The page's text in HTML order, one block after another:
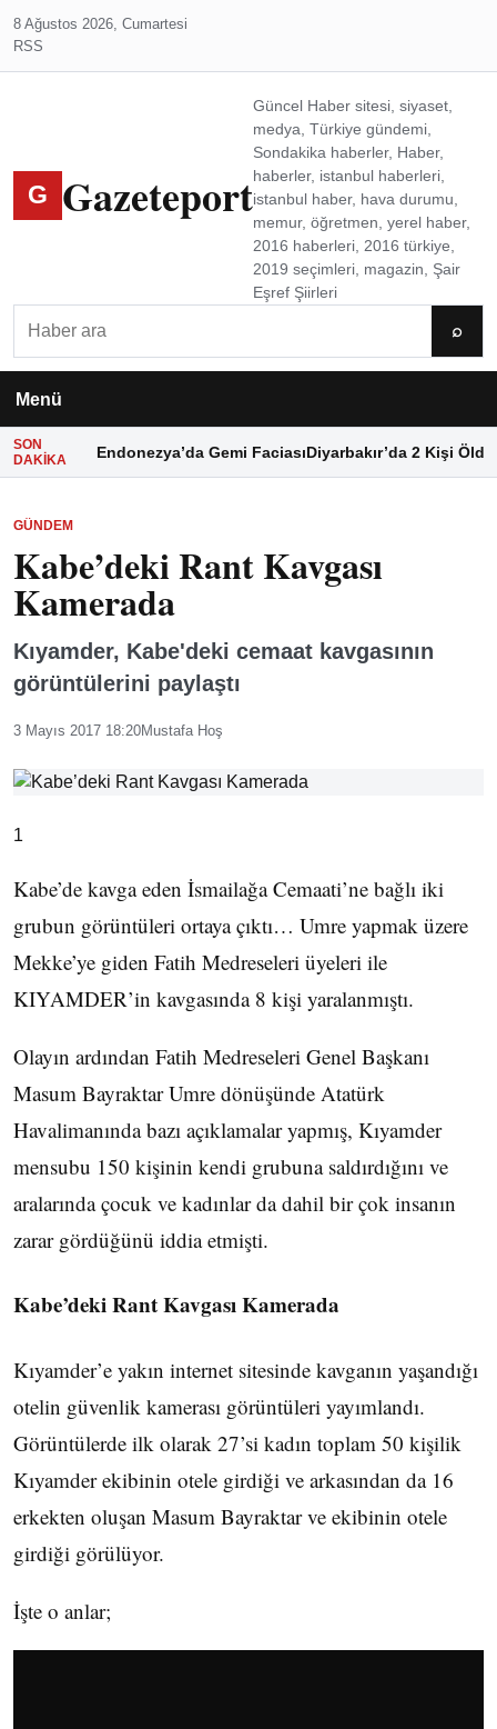
8 Ağustos 2026, Cumartesi
RSS
G Gazeteport
Güncel Haber sitesi, siyaset,
medya, Türkiye gündemi,
Sondakika haberler, Haber,
haberler, istanbul haberleri,
istanbul haber, hava durumu,
memur, öğretmen, yerel haber,
2016 haberleri, 2016 türkiye,
2019 seçimleri, magazin, Şair
Eşref Şiirleri
⌕
Menü
SON
DAKIKA
Endonezya’da Gemi FaciasıDiyarbakır’da 2 Kişi Öldü
GÜNDEM
Kabe’deki Rant Kavgası
Kamerada
Kıyamder, Kabe'deki cemaat kavgasının
görüntülerini paylaştı
3 Mayıs 2017 18:20Mustafa Hoş
1
Kabe’de kavga eden İsmailağa Cemaati’ne bağlı iki
grubun görüntüleri ortaya çıktı… Umre yapmak üzere
Mekke’ye giden Fatih Medreseleri üyeleri ile
KIYAMDER’in kavgasında 8 kişi yaralanmıştı.
Olayın ardından Fatih Medreseleri Genel Başkanı
Masum Bayraktar Umre dönüşünde Atatürk
Havalimanında bazı açıklamalar yapmış, Kıyamder
mensubu 150 kişinin kendi grubuna saldırdığını ve
aralarında çocuk ve kadınlar da dahil bir çok insanın
zarar gördüğünü iddia etmişti.
Kabe’deki Rant Kavgası Kamerada
Kıyamder’e yakın internet sitesinde kavganın yaşandığı
otelin güvenlik kamerası görüntüleri yayımlandı.
Görüntülerde ilk olarak 27’si kadın toplam 50 kişilik
Kıyamder ekibinin otele girdiği ve arkasından da 16
erkekten oluşan Masum Bayraktar ve ekibinin otele
girdiği görülüyor.
İşte o anlar;